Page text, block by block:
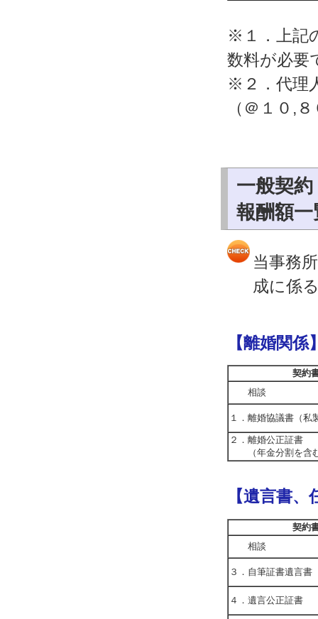
※１．上記
数料が必要
※２．代理
（＠１０,
一般契
報酬額一
当事務
成に係
【離婚関係
契約
相談
１．離婚協議書（私
２．離婚公正証書
（年金分割を含
【遺言書
契約
相談
３．自筆証書遺言書
４．遺言公正証書